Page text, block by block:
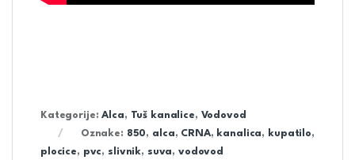
Kategorije:Alca, Tuš kanalice, Vodovod
Oznake: 850, alca, CRNA, kanalica, kupatilo,
plocice, pvc, slivnik, suva,vodovod